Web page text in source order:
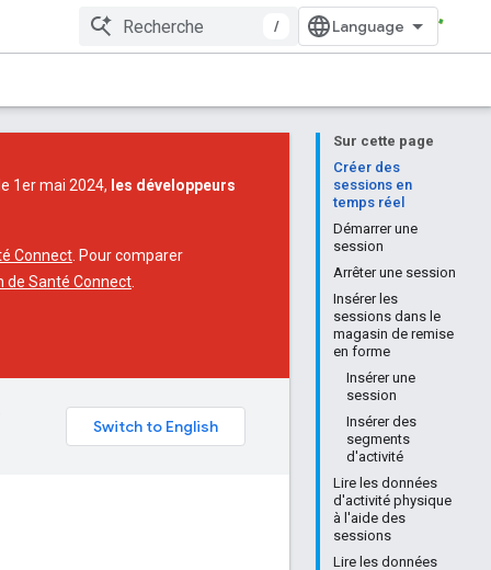
/
Sur cette page
Créer des
sessions en
temps réel
Démarrer une
session
Arrêter une session
Insérer les
sessions dans le
magasin de remise
en forme
Insérer une
session
Insérer des
segments
d'activité
Lire les données
d'activité physique
à l'aide des
sessions
Lire les données
1er mai 2024, les développeurs
Connect . Pour comparer
de Santé Connect